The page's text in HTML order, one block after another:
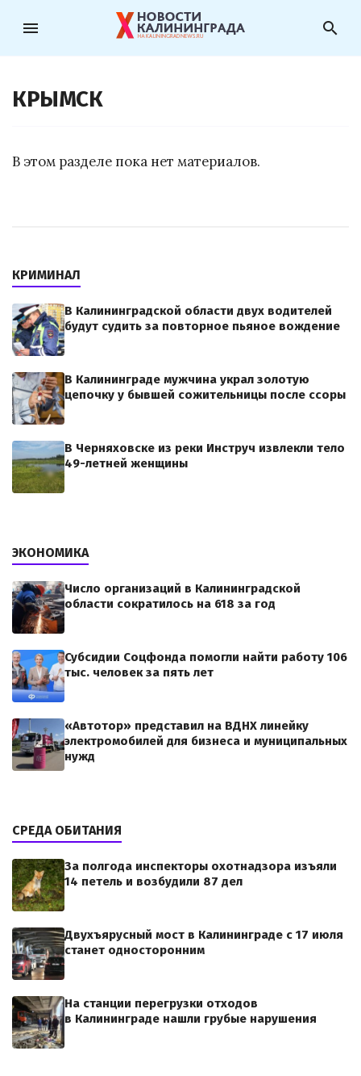
menu search
КРЫМСК
В этом разделе пока нет материалов.
КРИМИНАЛ
В Калининградской области двух водителей
будут судить за повторное пьяное вождение
В Калининграде мужчина украл золотую
цепочку у бывшей сожительницы после ссоры
В Черняховске из реки Инструч извлекли тело
49-летней женщины
ЭКОНОМИКА
Число организаций в Калининградской
области сократилось на 618 за год
Субсидии Соцфонда помогли найти работу 106
тыс. человек за пять лет
«Автотор» представил на ВДНХ линейку
электромобилей для бизнеса и муниципальных
нужд
СРЕДА ОБИТАНИЯ
За полгода инспекторы охотнадзора изъяли
14 петель и возбудили 87 дел
Двухъярусный мост в Калининграде с 17 июля
станет односторонним
На станции перегрузки отходов
в Калининграде нашли грубые нарушения